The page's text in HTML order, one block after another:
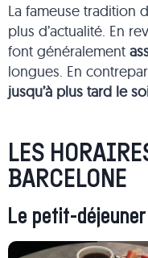
La fameuse tradition
plus d’actualité. En
font généralement
longues. En
jusqu’à plus tard le
LES
BARCELONE
Le petit-déjeuner